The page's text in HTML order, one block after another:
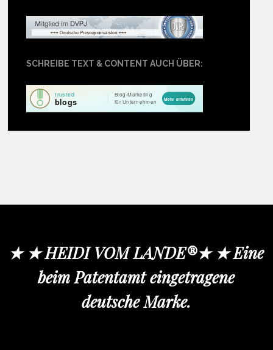
SCHREIBE TEXT & CONTENT AUCH ÜBER:
★ ★ HEIDI VOM LANDE®★ ★ Eine
beim Patentamt eingetragene
deutsche Marke.